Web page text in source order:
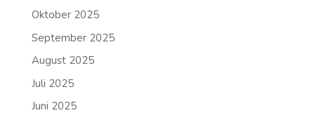
Oktober 2025
September 2025
August 2025
Juli 2025
Juni 2025